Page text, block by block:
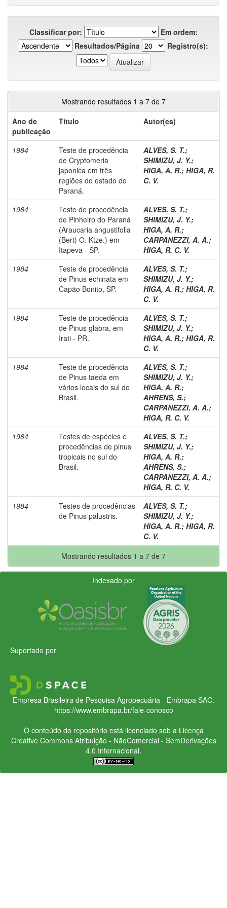
Classificar por:
Em ordem:
Resultados/Página
Registro(s):
Mostrando resultados 1 a 7 de 7
Ano de
publicação
Título Autor(es)
1984
Teste de procedência
de Cryptomeria
japonica em três
regiões do estado do
Paraná.
ALVES, S. T.;
SHIMIZU, J. Y.;
HIGA, A. R.; HIGA, R.
C. V.
1984
Teste de procedência
de Pinheiro do Paraná
(Araucaria angustifolia
(Bert) O. Ktze.) em
Itapeva - SP.
ALVES, S. T.;
SHIMIZU, J. Y.;
HIGA, A. R.;
CARPANEZZI, A. A.;
HIGA, R. C. V.
1984
Teste de procedência
de Pinus echinata em
Capão Bonito, SP.
ALVES, S. T.;
SHIMIZU, J. Y.;
HIGA, A. R.; HIGA, R.
C. V.
1984
Teste de procedência
de Pinus glabra, em
Irati - PR.
ALVES, S. T.;
SHIMIZU, J. Y.;
HIGA, A. R.; HIGA, R.
C. V.
1984
Teste de procedência
de Pinus taeda em
vários locais do sul do
Brasil.
ALVES, S. T.;
SHIMIZU, J. Y.;
HIGA, A. R.;
AHRENS, S.;
CARPANEZZI, A. A.;
HIGA, R. C. V.
1984
Testes de espécies e
procedências de pinus
tropicais no sul do
Brasil.
ALVES, S. T.;
SHIMIZU, J. Y.;
HIGA, A. R.;
AHRENS, S.;
CARPANEZZI, A. A.;
HIGA, R. C. V.
1984
Testes de procedências
de Pinus palustris.
ALVES, S. T.;
SHIMIZU, J. Y.;
HIGA, A. R.; HIGA, R.
C. V.
Mostrando resultados 1 a 7 de 7
Indexado por
Suportado por
Empresa Brasileira de Pesquisa Agropecuária - Embrapa SAC:
https://www.embrapa.br/fale-conosco
O conteúdo do repositório está licenciado sob a Licença
Creative CommonsAtribuição - NãoComercial - SemDerivações
4.0 Internacional.